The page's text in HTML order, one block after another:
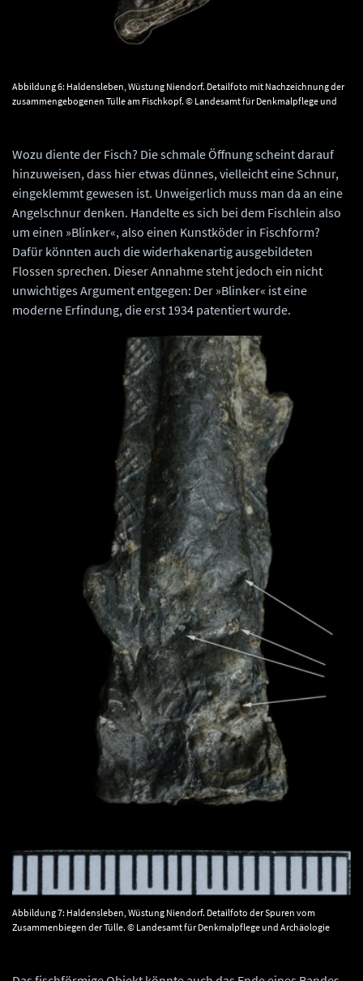
Abbildung 6: Haldensleben, Wüstung Niendorf. Detailfoto mit Nachzeichnung der
zusammengebogenen Tülle am Fischkopf. © Landesamt für Denkmalpflege und
Wozu diente der Fisch? Die schmale Öffnung scheint darauf
hinzuweisen, dass hier etwas dünnes, vielleicht eine Schnur,
eingeklemmt gewesen ist. Unweigerlich muss man da an eine
Angelschnur denken. Handelte es sich bei dem Fischlein also
um einen »Blinker«, also einen Kunstköder in Fischform?
Dafür könnten auch die widerhakenartig ausgebildeten
Flossen sprechen. Dieser Annahme steht jedoch ein nicht
unwichtiges Argument entgegen: Der »Blinker« ist eine
moderne Erfindung, die erst 1934 patentiert wurde.
Abbildung 7: Haldensleben, Wüstung Niendorf. Detailfoto der Spuren vom
Zusammenbiegen der Tülle. © Landesamt für Denkmalpflege und Archäologie